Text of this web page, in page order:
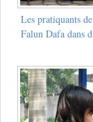
Les pratiquants
Falun Dafa dans